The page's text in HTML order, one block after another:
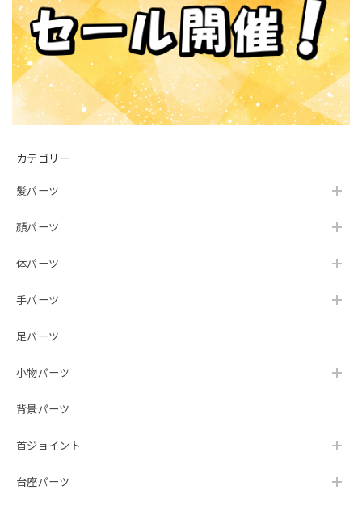
カテゴリー
髪パーツ
顔パーツ
体パーツ
手パーツ
足パーツ
小物パーツ
背景パーツ
首ジョイント
台座パーツ